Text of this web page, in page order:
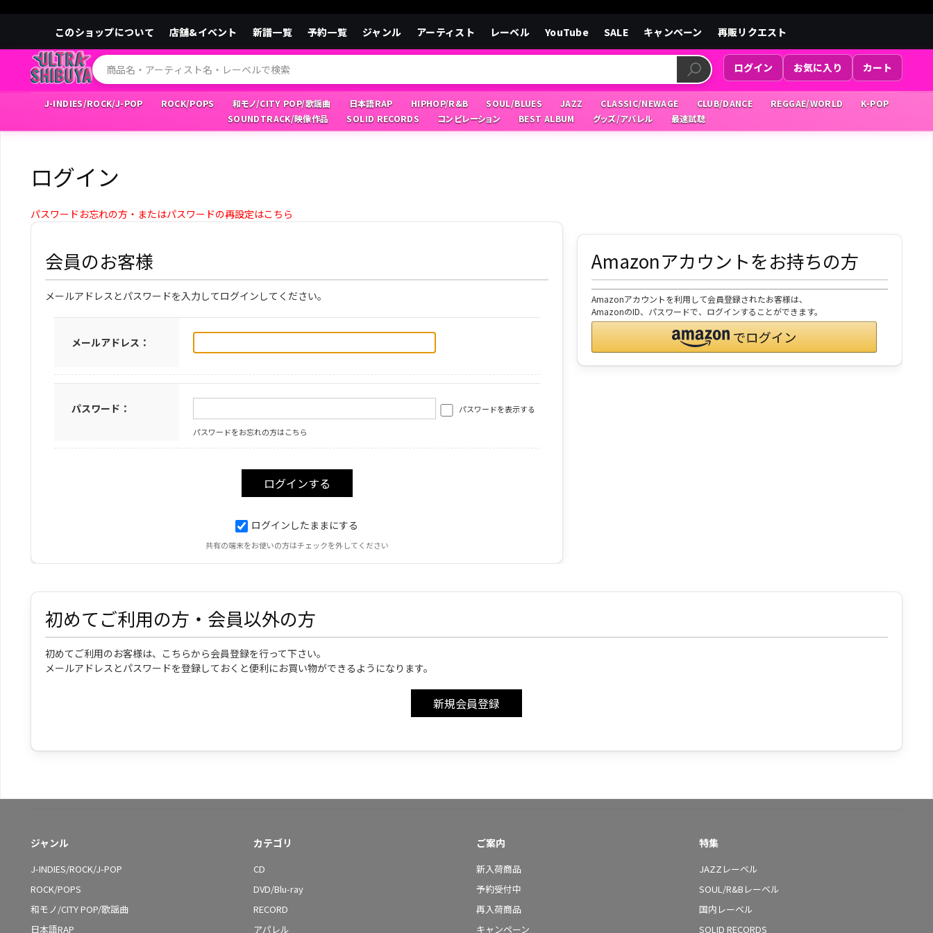
このショップについて 店舗&イベント 新譜一覧 予約一覧 ジャンル アーティスト レーベル YouTube SALE キャンペーン 再販リクエスト
ログイン お気に入り カート
J-INDIES/ROCK/J-POP ROCK/POPS 和モノ/CITY POP/歌謡曲 日本語RAP HIPHOP/R&B SOUL/BLUES JAZZ CLASSIC/NEWAGE CLUB/DANCE REGGAE/WORLD
K-POP
SOUNDTRACK/映像作品
SOLID RECORDS コンピレーション BEST ALBUM グッズ/アパレル 最速試聴
ログイン
パスワードお忘れの方・またはパスワードの再設定はこちら
会員のお客様
メールアドレスとパスワードを入力してログインしてください。
メールアドレス：
パスワード： パスワードを表示する
パスワードをお忘れの方はこちら
ログインしたままにする
共有の端末をお使いの方はチェックを外してください
Amazonアカウントをお持ちの方
Amazonアカウントを利用して会員登録されたお客様は、
AmazonのID、パスワードで、ログインすることができます。
初めてご利用の方・会員以外の方
初めてご利用のお客様は、こちらから会員登録を行って下さい。
メールアドレスとパスワードを登録しておくと便利にお買い物ができるようになります。
ジャンル
J-INDIES/ROCK/J-POP
ROCK/POPS
和モノ/CITY POP/歌謡曲
日本語RAP
カテゴリ
CD
DVD/Blu-ray
RECORD
アパレル
ご案内
新入荷商品
予約受付中
再入荷商品
キャンペーン
特集
JAZZレーベル
SOUL/R&Bレーベル
国内レーベル
SOLID RECORDS